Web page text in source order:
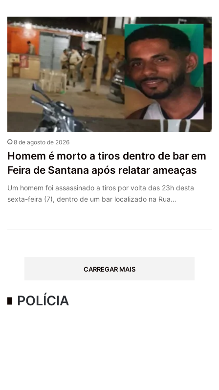
8 de agosto de 2026
Homem é morto a tiros dentro de bar em
Feira de Santana após relatar ameaças
Um homem foi assassinado a tiros por volta das 23h desta
sexta-feira (7), dentro de um bar localizado na Rua…
CARREGAR MAIS
POLÍCIA